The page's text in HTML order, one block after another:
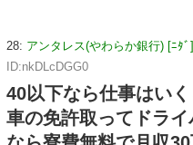
28: アンタレス(やわらか銀行) [ﾆﾀﾞ]
ID:nkDLcDGG0
40以下なら仕事はい
車の免許取ってドラ